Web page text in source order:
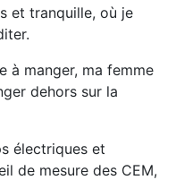
et tranquille, où je
à manger, ma femme
dehors sur la
électriques et
de mesure des CEM,